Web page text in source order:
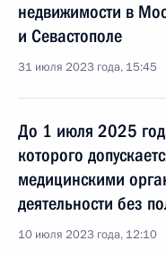
недвижимости в
и Севастополе
31 июля 2023 года, 15:45
До 1 июля 2025
которого
медицинскими
деятельности без
10 июля 2023 года, 12:10